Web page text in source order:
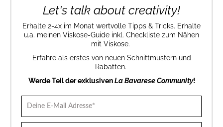
Let's talk about creativity!
Erhalte 2-4x im Monat wertvolle Tipps & Tricks. Erhalte
u.a. meinen Viskose-Guide inkl. Checkliste zum Nähen
mit Viskose.
Erfahre als erstes von neuen Schnittmustern und
Rabatten.
Werde Teil der exklusivenLa Bavarese Community!